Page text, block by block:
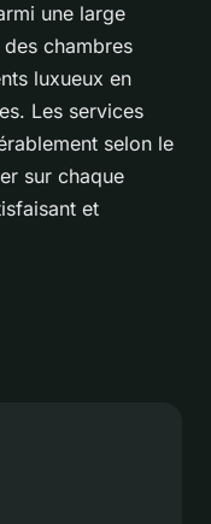
une large
chambres
luxueux en
Les services
selon le
sur chaque
et